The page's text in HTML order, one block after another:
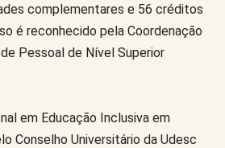
complementares e 56 créditos
é reconhecido pela Coordenação
Pessoal de Nível Superior
em Educação Inclusiva em
Conselho Universitário da Udesc